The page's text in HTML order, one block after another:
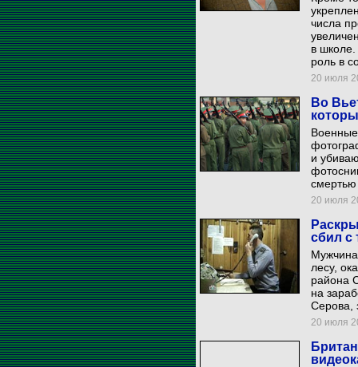
числа
в школе.
роль в
20 июля
Во
и
смертью
20 июля
сбил с
лесу,
района
на
Серова,
20 июля